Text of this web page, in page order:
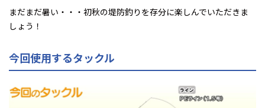
まだまだ暑い・・・初秋の堤防釣りを存分に楽しんでいただきま
しょう！
今回使用するタックル